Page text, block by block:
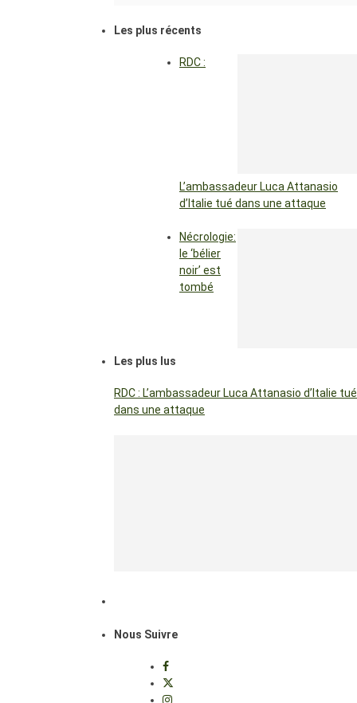
Les plus récents
RDC :
L’ambassadeur Luca Attanasio
d’Italie tué dans une attaque
Nécrologie:
le ‘bélier
noir’ est
tombé
Les plus lus
RDC : L’ambassadeur Luca Attanasio d’Italie tué
dans une attaque
Nous Suivre